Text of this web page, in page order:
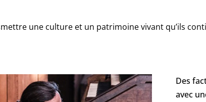
une culture et un patrimoine vivant qu’ils
Des
avec